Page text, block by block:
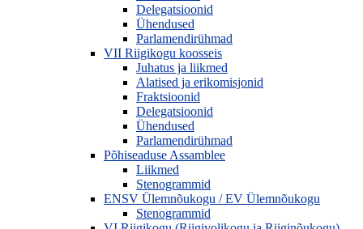
Delegatsioonid
Ühendused
Parlamendirühmad
VII Riigikogu koosseis
Juhatus ja liikmed
Alatised ja erikomisjonid
Fraktsioonid
Delegatsioonid
Ühendused
Parlamendirühmad
Põhiseaduse Assamblee
Liikmed
Stenogrammid
ENSV Ülemnõukogu / EV Ülemnõukogu
Stenogrammid